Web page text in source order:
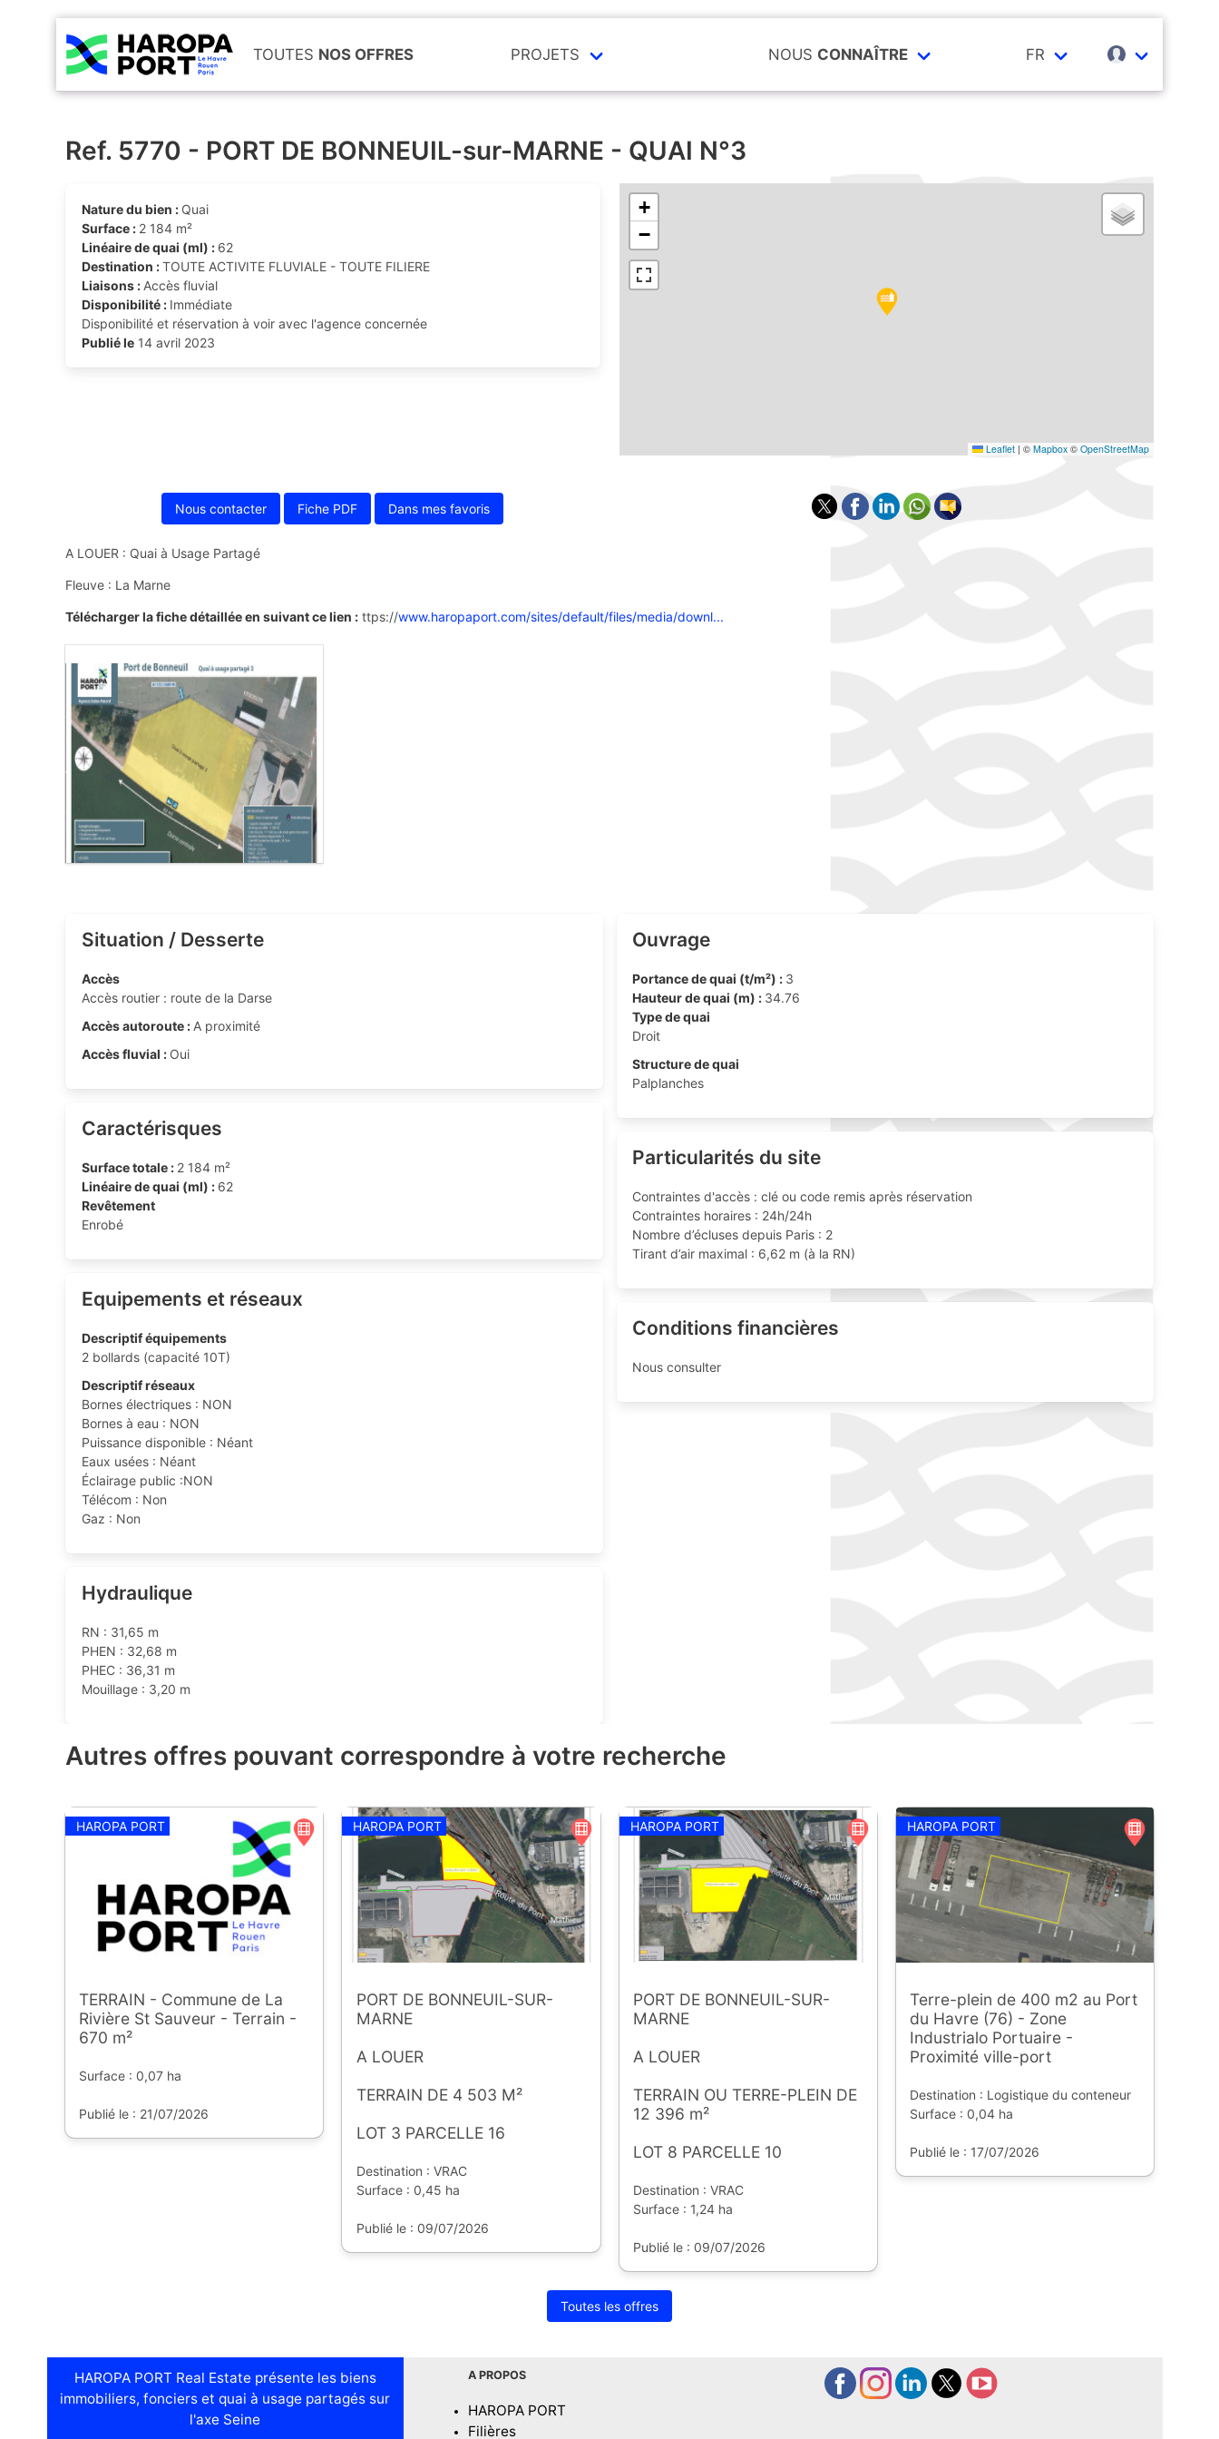
TOUTES NOS OFFRES PROJETS NOUS CONNAÎTRE FR
Ref. 5770 - PORT DE BONNEUIL-sur-MARNE - QUAI N°3
Nature du bien : Quai
Surface : 2 184 m²
Linéaire de quai (ml) : 62
Destination :TOUTE ACTIVITE FLUVIALE - TOUTE FILIERE
Liaisons : Accès fluvial
Disponibilité : Immédiate
Disponibilité et réservation à voir avec l'agence concernée
Publié le14 avril 2023
+
−
Leaflet | © Mapbox © OpenStreetMap
Nous contacter Fiche PDF Dans mes favoris
A LOUER : Quai à Usage Partagé
Fleuve : La Marne
Télécharger la fiche détaillée en suivant ce lien : ttps://www.haropaport.com/sites/default/files/media/downl...
Situation / Desserte
Accès
Accès routier : route de la Darse
Accès autoroute : A proximité
Accès fluvial : Oui
Caractérisques
Surface totale : 2 184 m²
Linéaire de quai (ml) : 62
Revêtement
Enrobé
Equipements et réseaux
Descriptif équipements
2 bollards (capacité 10T)
Descriptif réseaux
Bornes électriques : NON
Bornes à eau : NON
Puissance disponible : Néant
Eaux usées : Néant
Éclairage public :NON
Télécom : Non
Gaz : Non
Hydraulique
RN : 31,65 m
PHEN : 32,68 m
PHEC : 36,31 m
Mouillage : 3,20 m
Ouvrage
Portance de quai (t/m²) : 3
Hauteur de quai (m) : 34.76
Type de quai
Droit
Structure de quai
Palplanches
Particularités du site
Contraintes d'accès : clé ou code remis après réservation
Contraintes horaires : 24h/24h
Nombre d’écluses depuis Paris : 2
Tirant d’air maximal : 6,62 m (à la RN)
Conditions financières
Nous consulter
Autres offres pouvant correspondre à votre recherche
HAROPA PORT
TERRAIN - Commune de La
Rivière St Sauveur - Terrain -
670 m²
Surface : 0,07 ha
Publié le : 21/07/2026
HAROPA PORT
PORT DE BONNEUIL-SUR-
MARNE
A LOUER
TERRAIN DE 4 503 M²
LOT 3 PARCELLE 16
Destination : VRAC
Surface : 0,45 ha
Publié le : 09/07/2026
HAROPA PORT
PORT DE BONNEUIL-SUR-
MARNE
A LOUER
TERRAIN OU TERRE-PLEIN DE
12 396 m²
LOT 8 PARCELLE 10
Destination : VRAC
Surface : 1,24 ha
Publié le : 09/07/2026
HAROPA PORT
Terre-plein de 400 m2 au Port
du Havre (76) - Zone
Industrialo Portuaire -
Proximité ville-port
Destination : Logistique du conteneur
Surface : 0,04 ha
Publié le : 17/07/2026
Toutes les offres
HAROPA PORT Real Estate présente les biens
immobiliers, fonciers et quai à usage partagés sur
l'axe Seine
A PROPOS
HAROPA PORT
Filières